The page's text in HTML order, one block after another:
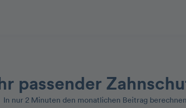
Ihr passender
In nur 2 Minuten den monatlichen Beitrag